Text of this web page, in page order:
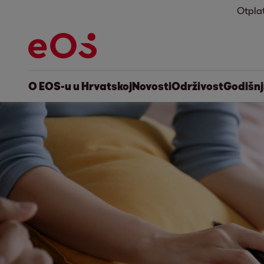
O EOS-u u HrvatskojNovostiOdrživost